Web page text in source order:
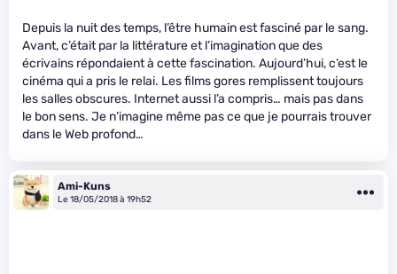
Depuis la nuit des temps, l’être humain est fasciné par le sang.
Avant, c’était par la littérature et l’imagination que des
écrivains répondaient à cette fascination. Aujourd’hui, c’est le
cinéma qui a pris le relai. Les films gores remplissent toujours
les salles obscures. Internet aussi l’a compris… mais pas dans
le bon sens. Je n’imagine même pas ce que je pourrais trouver
dans le Web profond…
Ami-Kuns
Le 18/05/2018 à 19h52